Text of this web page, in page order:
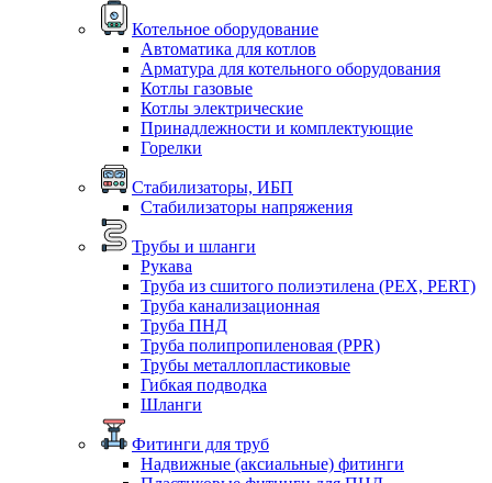
Котельное оборудование
Автоматика для котлов
Арматура для котельного оборудования
Котлы газовые
Котлы электрические
Принадлежности и комплектующие
Горелки
Стабилизаторы, ИБП
Стабилизаторы напряжения
Трубы и шланги
Рукава
Труба из сшитого полиэтилена (PEX, PERT)
Труба канализационная
Труба ПНД
Труба полипропиленовая (PPR)
Трубы металлопластиковые
Гибкая подводка
Шланги
Фитинги для труб
Надвижные (аксиальные) фитинги